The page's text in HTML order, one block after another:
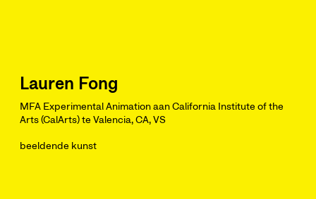
Lauren Fong
MFA Experimental Animation aan California Institute of the
Arts (CalArts) te Valencia, CA, VS
beeldende kunst